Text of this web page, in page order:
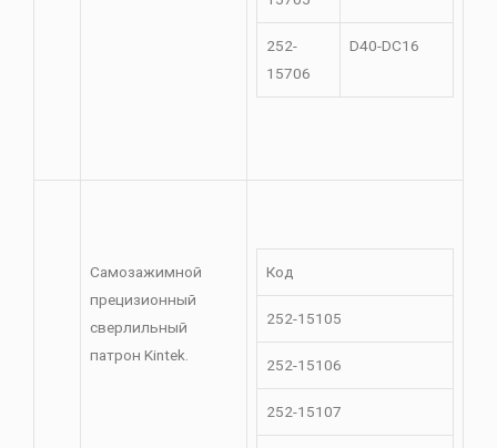
252-
15706
D40-DC16
Самозажимной
прецизионный
сверлильный
патрон Kintek.
Код
252-15105
252-15106
252-15107